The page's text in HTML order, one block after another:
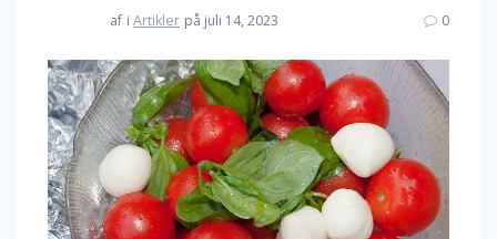
af i Artikler på juli 14, 2023 0